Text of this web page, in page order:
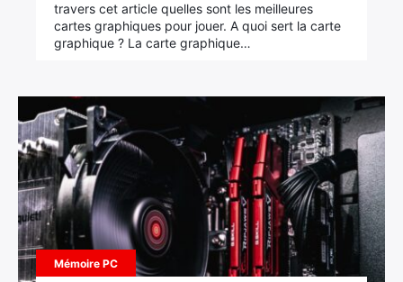
travers cet article quelles sont les meilleures
cartes graphiques pour jouer. A quoi sert la carte
graphique ? La carte graphique…
Mémoire PC